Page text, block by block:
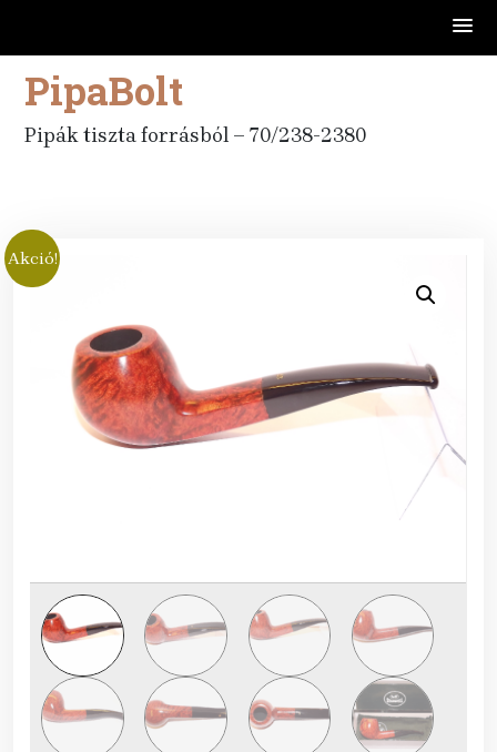
Skip
content
PipaBolt
Pipák tiszta forrásból – 70/238-2380
Akció!